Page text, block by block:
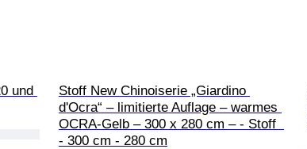
und
Stoff New Chinoiserie „Giardino
d'Ocra“ – limitierte Auflage – warmes
OCRA-Gelb – 300 x 280 cm – - Stoff
- 300 cm - 280 cm